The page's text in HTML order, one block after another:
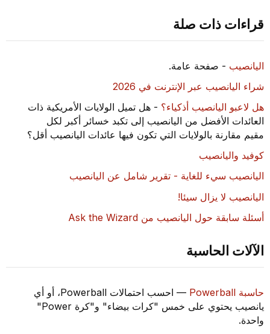
قراءات ذات صلة
اليانصيب- صفحة عامة.
شراء اليانصيب عبر الإنترنت في 2026
هل لاعبو اليانصيب أذكياء؟- هل تميل الولايات الأمريكية ذات
العائدات الأفضل من اليانصيب إلى تكبد خسائر أكبر لكل
مقيم مقارنة بالولايات التي تكون فيها عائدات اليانصيب أقل؟
كوفيد واليانصيب
اليانصيب سيء للغاية - تقرير شامل عن اليانصيب
اليانصيب لا يزال سيئا!
أسئلة سابقة حول اليانصيب من Ask the Wizard
الآلات الحاسبة
حاسبة Powerball
— احسب احتمالات Powerball، أو أي
يانصيب يحتوي على خمس "كرات بيضاء" و"كرة Power"
واحدة.